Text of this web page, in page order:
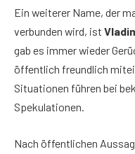
Ein weiterer Name, der
verbunden wird, ist
gab es immer wieder
öffentlich freundlich
Situationen führen bei
Spekulationen.
Nach öffentlichen